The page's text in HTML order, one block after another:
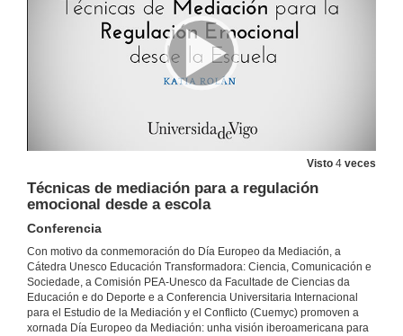
Visto 4 veces
Técnicas de mediación para a regulación
emocional desde a escola
Conferencia
Con motivo da conmemoración do Día Europeo da Mediación, a
Cátedra Unesco Educación Transformadora: Ciencia, Comunicación e
Sociedade, a Comisión PEA-Unesco da Facultade de Ciencias da
Educación e do Deporte e a Conferencia Universitaria Internacional
para el Estudio de la Mediación y el Conflicto (Cuemyc) promoven a
xornada Día Europeo da Mediación: unha visión iberoamericana para